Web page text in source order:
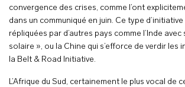
convergence des crises, comme l’ont
dans un communiqué en juin. Ce type
répliquées par d’autres pays comme l’Inde
solaire », ou la Chine qui s’efforce de verdir les
la Belt & Road Initiative.
L’Afrique du Sud, certainement le plus vocal de